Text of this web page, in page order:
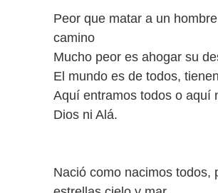
Peor que matar a un
camino
Mucho peor es ahogar su
El mundo es de todos,
Aquí entramos todos o aquí
Dios ni Alá.
Nació como nacimos todos,